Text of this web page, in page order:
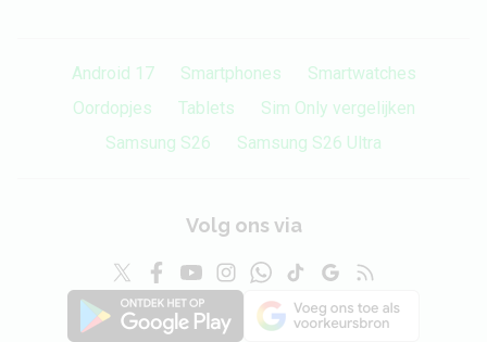
Android 17 Smartphones
Smartwatches
Oordopjes
Tablets
Sim Only vergelijken
Samsung S26
Samsung S26 Ultra
Volg ons via